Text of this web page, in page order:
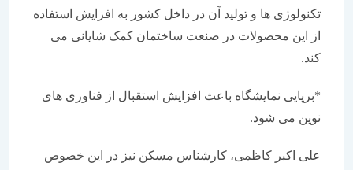
تکنولوژی ها و تولید آن در داخل کشور به افزایش استفاده
از این محصولات در صنعت ساختمان کمک شایانی می
*برپایی نمایشگاه باعث افزایش استقبال از فناوری های
نوین می شود.
علی اکبر کاظمی، کارشناس مسکن نیز در این خصوص